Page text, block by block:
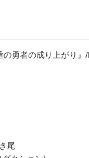
勇者の成り上がり』/
尾